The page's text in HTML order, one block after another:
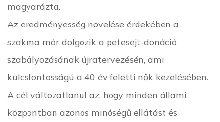
magyarázta.
Az eredményesség növelése érdekében a
szakma már dolgozik a petesejt-donáció
szabályozásának újratervezésén, ami
kulcsfontosságú a 40 év feletti nők kezelésében.
A cél változatlanul az, hogy minden állami
központban azonos minőségű ellátást és